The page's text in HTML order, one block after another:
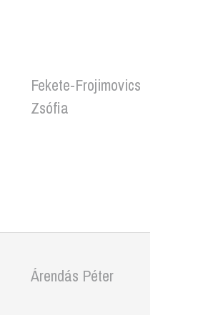
Fekete-Frojimovics
Zsófia
Árendás Péter